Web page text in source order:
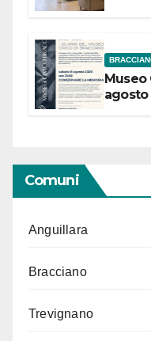
Museo
Comuni
Anguillara
Bracciano
Trevignano